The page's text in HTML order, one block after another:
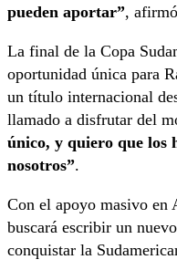
pueden aportar”,
La final de la Copa
oportunidad única para
un título internacional
llamado a disfrutar del
único, y quiero que los
nosotros”.
Con el apoyo masivo en
buscará escribir un
conquistar la